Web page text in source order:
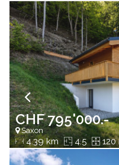
CHF 795'000.-
Saxon
4.39 km 4.5 120